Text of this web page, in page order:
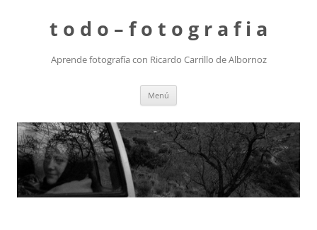
t o d o – f o t o g r a f i a
Aprende fotografía con Ricardo Carrillo de Albornoz
Menú